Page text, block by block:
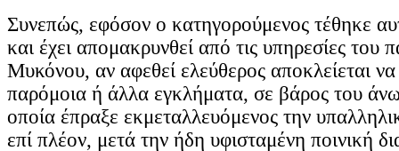
Συνεπώς, εφόσον ο κατηγορούμενος τέθηκε
και έχει απομακρυνθεί από τις υπηρεσίες του
Μυκόνου, αν αφεθεί ελεύθερος αποκλείεται να
παρόμοια ή άλλα εγκλήματα, σε βάρος του
οποία έπραξε εκμεταλλευόμενος την
επί πλέον, μετά την ήδη υφισταμένη ποινική